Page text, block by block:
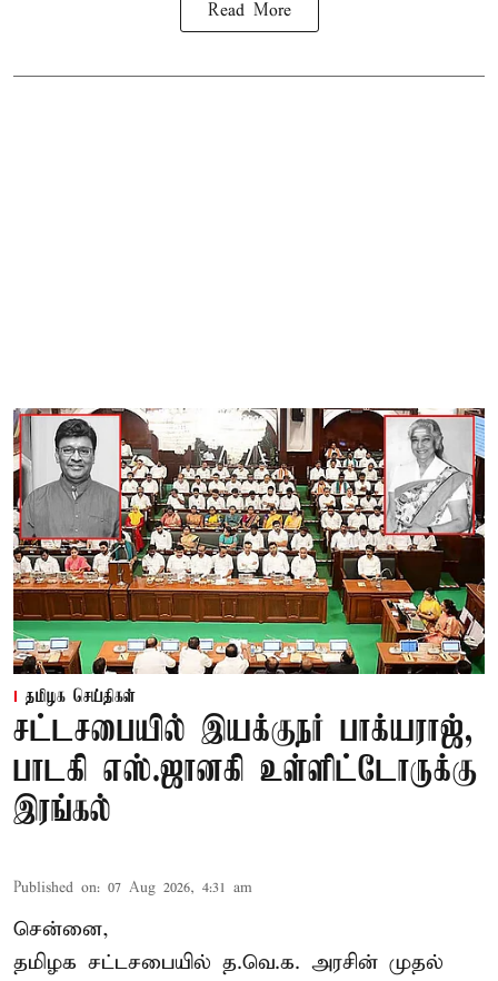
Read More
தமிழக செய்திகள்
சட்டசபையில் இயக்குநர் பாக்யராஜ்,
பாடகி எஸ்.ஜானகி உள்ளிட்டோருக்கு
இரங்கல்
Published on: 07 Aug 2026, 4:31 am
சென்னை,
தமிழக சட்டசபையில் த.வெ.க. அரசின் முதல்